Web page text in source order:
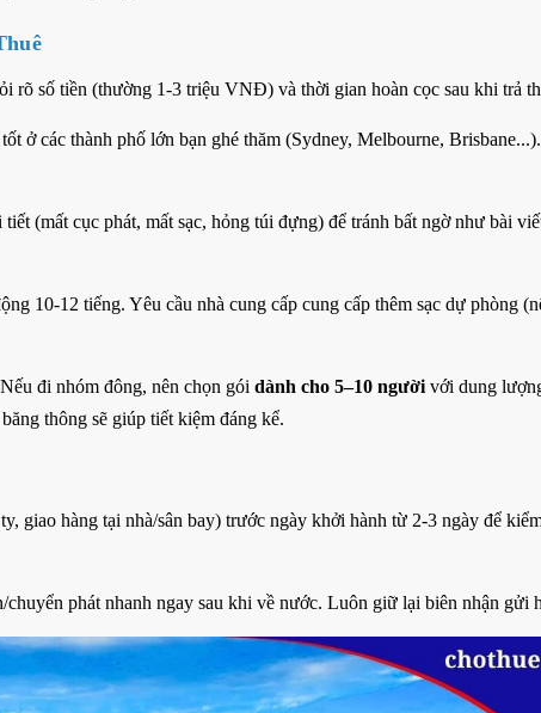
rõ số tiền (thường 1-3 triệu VNĐ) và thời gian hoàn cọc sau khi trả
ở các thành phố lớn bạn ghé thăm (Sydney, Melbourne,
(mất cục phát, mất sạc, hỏng túi đựng) để tránh bất ngờ như bài
10-12 tiếng. Yêu cầu nhà cung cấp cung cấp thêm sạc dự phòng
Nếu đi nhóm đông, nên chọn gói dành cho 5–10 người với dung
thông sẽ giúp tiết kiệm đáng kể.
giao hàng tại nhà/sân bay) trước ngày khởi hành từ 2-3 ngày để
phát nhanh ngay sau khi về nước. Luôn giữ lại biên nhận gửi